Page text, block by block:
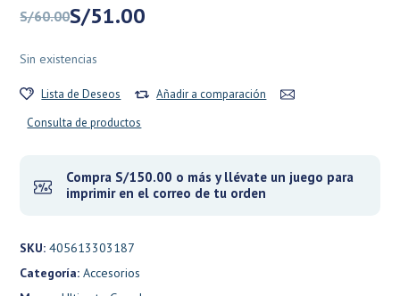
S/60.00
El
original
S/60.00.
S/51.00
El
actual
S/51.00.
Sin existencias
Lista de Deseos
Añadir a comparación
Consulta de productos
Compra S/150.00 o más y llévate un juego para
imprimir en el correo de tu orden
SKU:405613303187
Categoría:Accesorios